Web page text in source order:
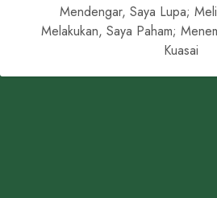
Mendengar, Saya Lupa;
Melakukan, Saya Paham;
Kuasai